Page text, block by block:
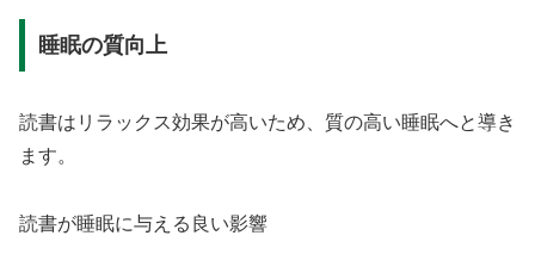
睡眠の質向上
読書はリラックス効果が高いため、質の高い睡眠へと導き
ます。
読書が睡眠に与える良い影響